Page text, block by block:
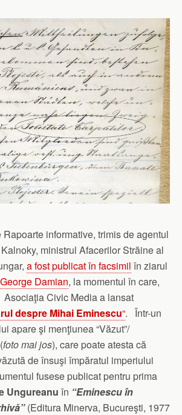
informative, trimis de agentul
ministrul Afacerilor Străine al
a fost publicat în facsimil în ziarul
George Damian, la momentul în care,
Civic Media a lansat
despre Mihai Eminescu“. Într-un
apare şi menţiunea “Văzut”/
foto mai jos), care poate atesta că
de însuşi împăratul imperiului
fusese publicat pentru prima
Ungureanu în “Eminescu în
(Editura Minerva, Bucureşti, 1977